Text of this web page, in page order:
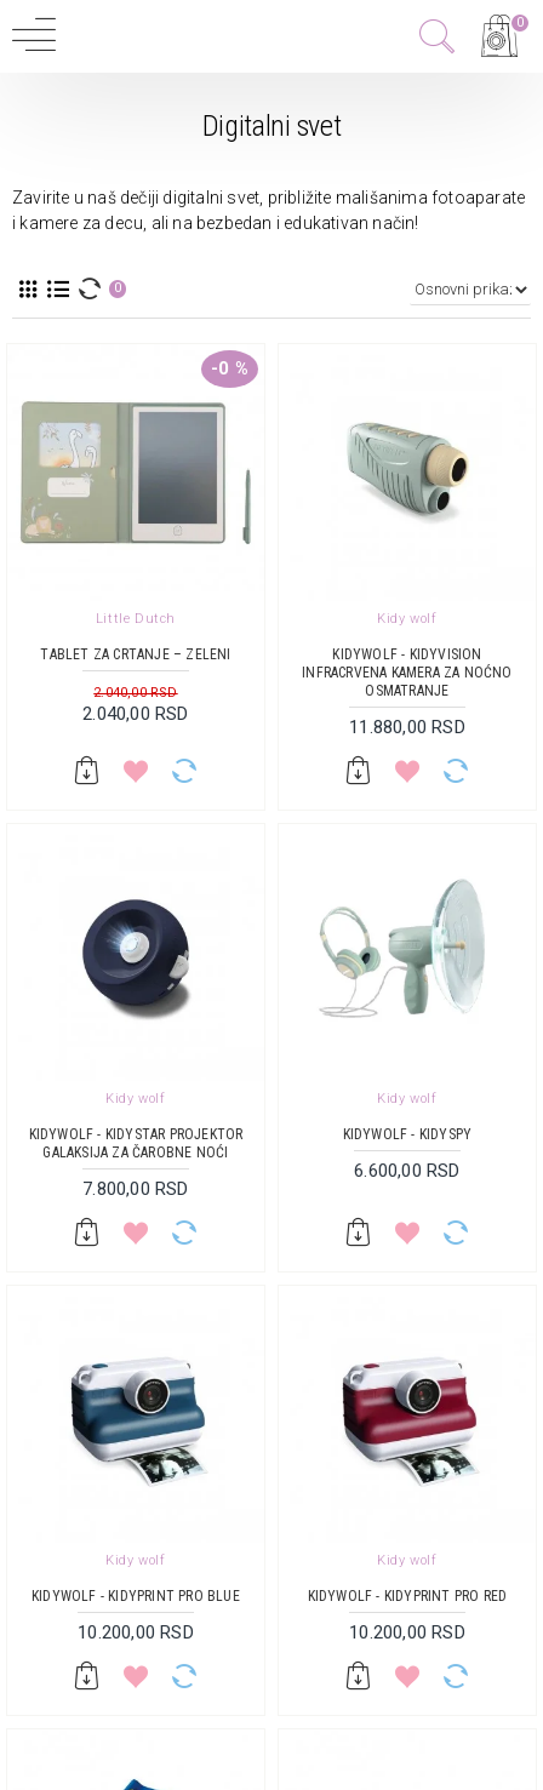
0
Digitalni svet
Zavirite u naš dečiji digitalni svet, približite mališanima fotoaparate
i kamere za decu, ali na bezbedan i edukativan način!
0
-0 %
Little Dutch
TABLET ZA CRTANJE – ZELENI
2.040,00 RSD
2.040,00 RSD
Kidy wolf
KIDYWOLF - KIDYVISION
INFRACRVENA KAMERA ZA NOĆNO
OSMATRANJE
11.880,00 RSD
Kidy wolf
KIDYWOLF - KIDYSTAR PROJEKTOR
GALAKSIJA ZA ČAROBNE NOĆI
7.800,00 RSD
Kidy wolf
KIDYWOLF - KIDYSPY
6.600,00 RSD
Kidy wolf
KIDYWOLF - KIDYPRINT PRO BLUE
10.200,00 RSD
Kidy wolf
KIDYWOLF - KIDYPRINT PRO RED
10.200,00 RSD